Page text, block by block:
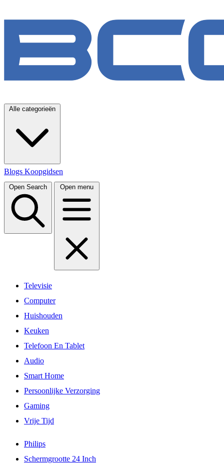
Alle categorieën
Blogs Koopgidsen
Open Search Open menu
Televisie
Computer
Huishouden
Keuken
Telefoon En Tablet
Audio
Smart Home
Persoonlijke Verzorging
Gaming
Vrije Tijd
Philips
Schermgrootte 24 Inch